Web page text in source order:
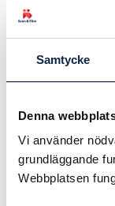
Samtycke
Denna
Vi använder
grundläggande
Webbplatsen
jobbet
nytt
och
Filmen